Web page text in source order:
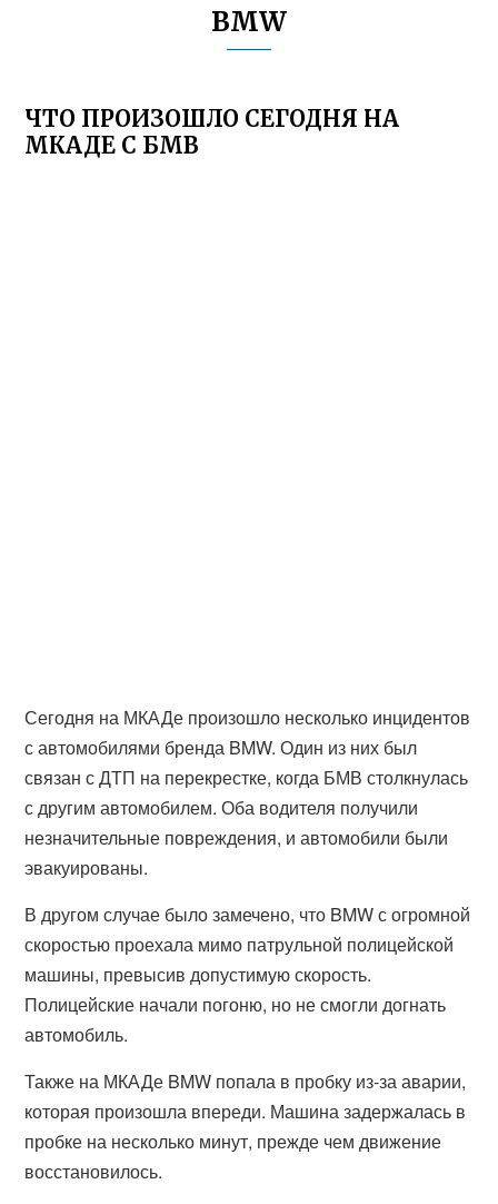
BMW
ЧТО ПРОИЗОШЛО СЕГОДНЯ НА
МКАДЕ С БМВ
Сегодня на МКАДе произошло несколько инцидентов
с автомобилями бренда BMW. Один из них был
связан с ДТП на перекрестке, когда БМВ столкнулась
с другим автомобилем. Оба водителя получили
незначительные повреждения, и автомобили были
эвакуированы.
В другом случае было замечено, что BMW с огромной
скоростью проехала мимо патрульной полицейской
машины, превысив допустимую скорость.
Полицейские начали погоню, но не смогли догнать
автомобиль.
Также на МКАДе BMW попала в пробку из-за аварии,
которая произошла впереди. Машина задержалась в
пробке на несколько минут, прежде чем движение
восстановилось.